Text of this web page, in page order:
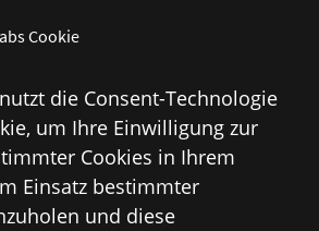
Cookie
die Consent-Technologie
um Ihre Einwilligung zur
Cookies in Ihrem
Einsatz bestimmter
und diese